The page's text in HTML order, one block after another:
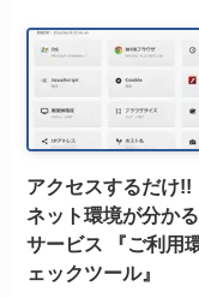
アクセスするだけ!!
ネット環境が分か
サービス 『ご利用
ェックツール』